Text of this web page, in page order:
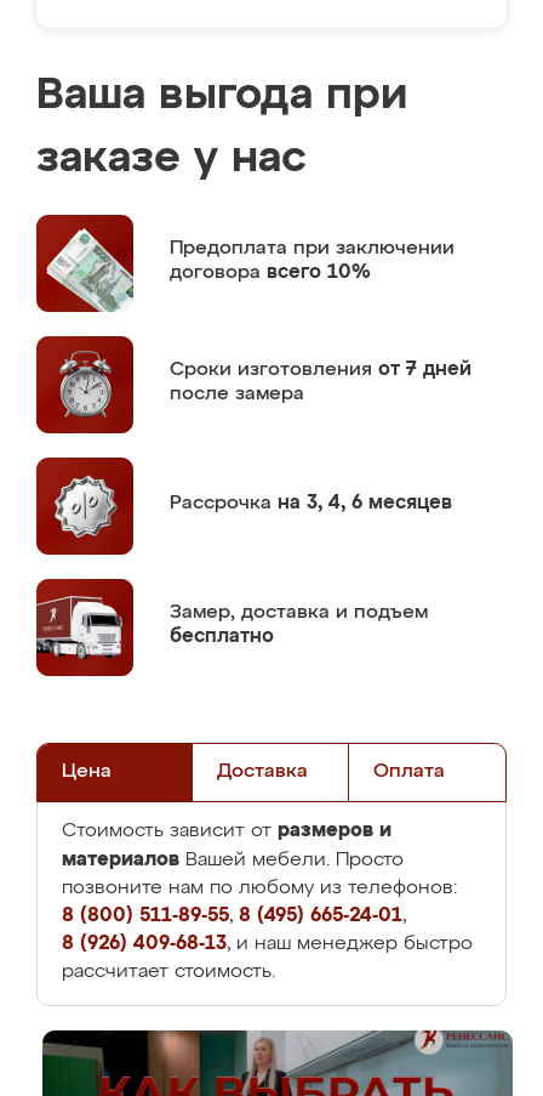
Ваша выгода при
заказе у нас
Предоплата при заключении
договора всего 10%
Сроки изготовления от 7 дней
после замера
Рассрочка на 3, 4, 6 месяцев
Замер, доставка и подъем
бесплатно
Цена Доставка Оплата
Стоимость зависит от размеров и
материалов Вашей мебели. Просто
позвоните нам по любому из телефонов:
8 (800) 511-89-55, 8 (495) 665-24-01,
8 (926) 409-68-13, и наш менеджер быстро
рассчитает стоимость.